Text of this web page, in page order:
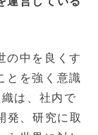
の中を良くす
とを強く意識
は、社内で
発、研究に取